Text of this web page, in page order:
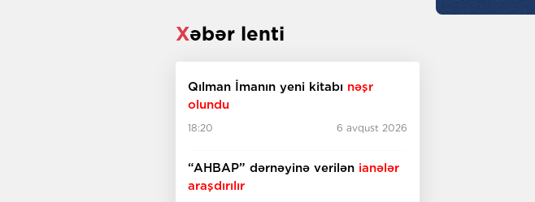
Xəbər lenti
Qılman İmanın yeni kitabı nəşr
olundu
18:20 6 avqust 2026
“AHBAP” dərnəyinə verilən ianələr
araşdırılır